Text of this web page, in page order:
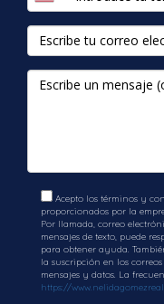
Acepto los términos y
proporcionados por la
Por llamada, correo
mensajes de texto, puede
para obtener ayuda.
la suscripción en los
mensajes y datos. La
https://